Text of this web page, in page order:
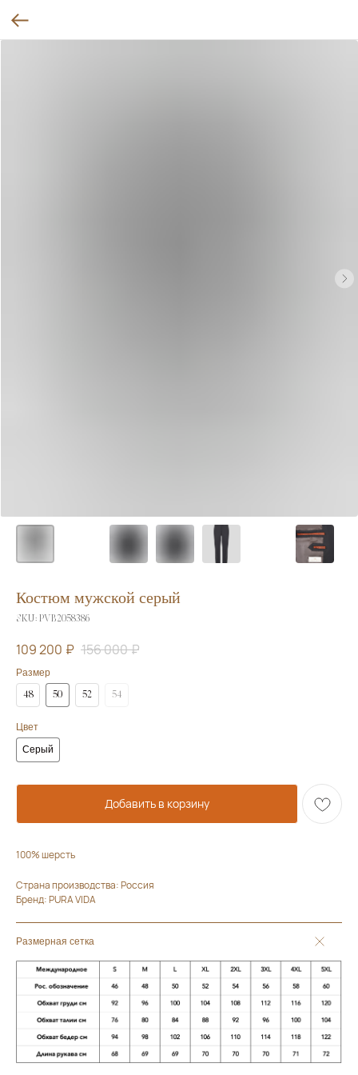
Костюм мужской серый
SKU: PVB2058386
109 200 ₽ 156 000₽
Размер
48 50 52 54
Цвет
Серый
Добавить в корзину
100% шерсть
Страна производства: Россия
Бренд: PURA VIDA
Размерная сетка